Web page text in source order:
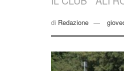
di Redazione